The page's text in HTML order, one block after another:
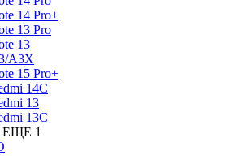
14 Pro+
13 Pro
13
A3X
15 Pro+
14C
13
13C
1